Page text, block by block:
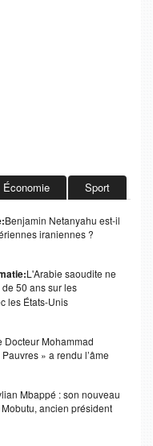
Économie Sport
Benjamin Netanyahu est-il
iraniennes ?
L'Arabie saoudite ne
50 ans sur les
les États-Unis
Docteur Mohammad
» a rendu l’âme
Mbappé : son nouveau
ancien président